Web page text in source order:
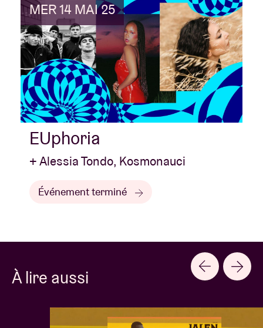
MER 14 MAI 25
EUphoria
+ Alessia Tondo, Kosmonauci
Événement terminé
À lire aussi